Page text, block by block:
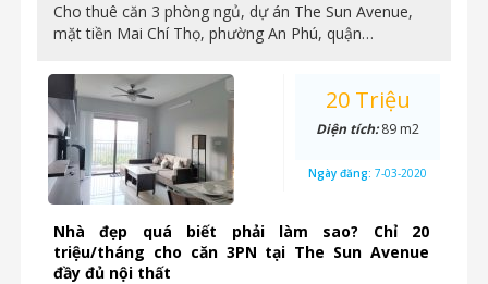
Cho thuê căn 3 phòng ngủ, dự án The Sun Avenue,
mặt tiền Mai Chí Thọ, phường An Phú, quận…
Nhà đẹp quá biết phải làm sao? Chỉ 20
triệu/tháng cho căn 3PN tại The Sun Avenue
đầy đủ nội thất
20 Triệu
Diện tích:89 m2
Ngày đăng: 7-03-2020